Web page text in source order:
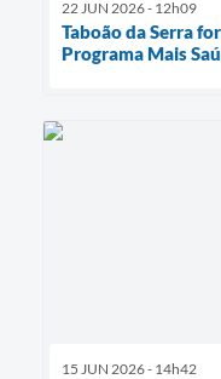
22 JUN 2026 - 12h09
Taboão da Serra
Programa Mais
15 JUN 2026 - 14h42